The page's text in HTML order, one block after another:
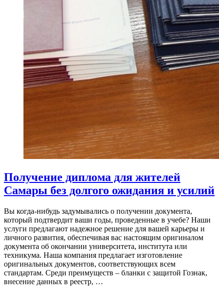
Получение диплома для жителей
Самары без долгого ожидания и усилий
Вы когда-нибудь задумывались о получении документа,
который подтвердит ваши годы, проведенные в учебе? Наши
услуги предлагают надежное решение для вашей карьеры и
личного развития, обеспечивая вас настоящим оригиналом
документа об окончании университета, института или
техникума. Наша компания предлагает изготовление
оригинальных документов, соответствующих всем
стандартам. Среди преимуществ – бланки с защитой Гознак,
внесение данных в реестр, …